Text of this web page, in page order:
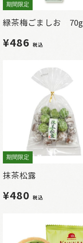
期間限定
緑茶梅ごましお 70g
¥486税込
期間限定
抹茶松露
¥480税込